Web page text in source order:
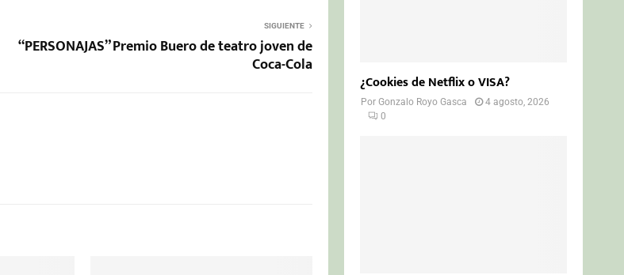
SIGUIENTE
“PERSONAJAS” Premio Buero de teatro joven de
Coca-Cola
¿Cookies de Netflix o VISA?
PorGonzalo Royo Gasca
4 agosto, 2026
0